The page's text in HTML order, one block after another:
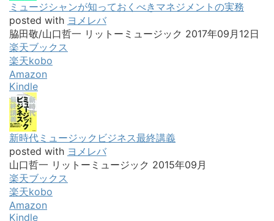
ミュージシャンが知っておくべきマネジメントの実務
posted with ヨメレバ
脇田敬/山口哲一 リットーミュージック 2017年09月12日
楽天ブックス
楽天kobo
Amazon
Kindle
新時代ミュージックビジネス最終講義
posted with ヨメレバ
山口哲一 リットーミュージック 2015年09月
楽天ブックス
楽天kobo
Amazon
Kindle